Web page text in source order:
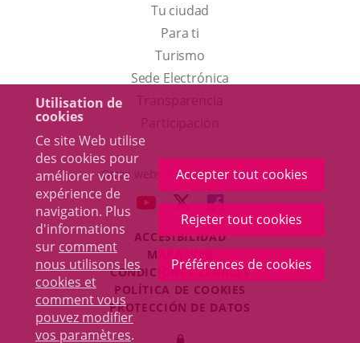
Utilisation de
cookies
Ce site Web utilise
des cookies pour
améliorer votre
expérience de
navigation. Plus
d'informations
sur comment
nous utilisons les
cookies et
comment vous
pouvez modifier
vos paramètres.
Accepter tout cookies
Rejeter tout cookies
Préférences de cookies
Tu ciudad
Para ti
TurismoEste
enlace
una
ventana
nueva.
Sede Electrónica
externa.
Otras webs del ayuntamiento
ENLACE
UNA
APLICACIÓN
EXTERNA.
ENLACE
A
UNA
APLICACIÓN
EXTERNA.
ENLACE
A
UNA
APLICACIÓN
EXTERNA.
ACCESIBILIDAD
MAPA WEB
CONDICIONES LEGALES
POLÍTICA DE COOKIES
PROTECCIÓN DE DATOS
Iniciar